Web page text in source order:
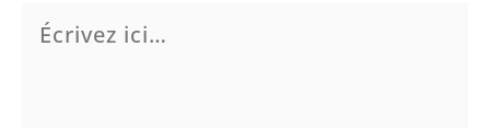
Écrivez
ici…